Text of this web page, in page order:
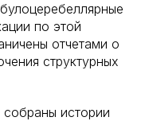
по этой
отчетами о
структурных
истории